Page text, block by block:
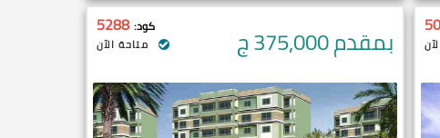
بمقدم 375,000 ج كود: 5288
متاحة الآن